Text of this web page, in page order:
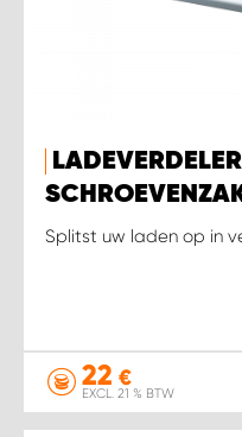
Splitst uw laden op in
22 €
EXCL. 21 % BTW